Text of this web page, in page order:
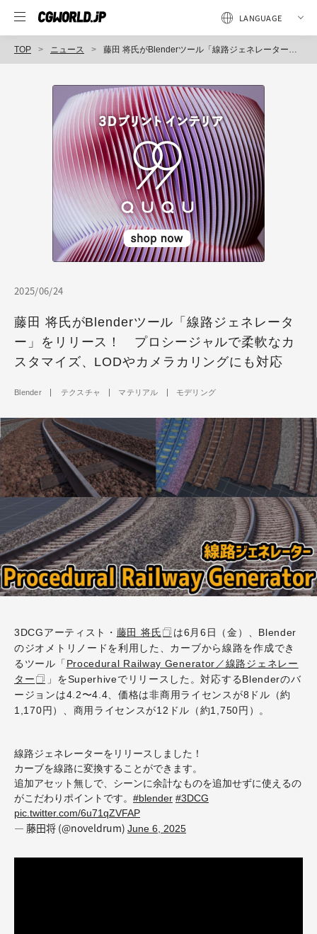
TOP ニュース 藤田 将氏がBlenderツール「線路ジェネレーター」をリリース！ プロシージャルで柔軟なカスタマイズ、LODやカメラカリングにも対応
2025/06/24
藤田 将氏がBlenderツール「線路ジェネレータ
ー」をリリース！ プロシージャルで柔軟なカ
スタマイズ、LODやカメラカリングにも対応
Blender テクスチャ マテリアル モデリング
3DCGアーティスト・ 藤田 将氏
は6月6日（金）、Blender
のジオメトリノードを利用した、カーブから線路を作成でき
るツール「 Procedural Railway Generator／線路ジェネレー
ター
」をSuperhiveでリリースした。対応するBlenderのバ
ージョンは4.2〜4.4、価格は非商用ライセンスが8ドル（約
1,170円）、商用ライセンスが12ドル（約1,750円）。
線路ジェネレーターをリリースしました！
カーブを線路に変換することができます。
追加アセット無しで、シーンに余計なものを追加せずに使えるの
がこだわりポイントです。 #blender #3DCG
pic.twitter.com/6u71qZVFAP
— 藤田将 (@noveldrum) June 6, 2025